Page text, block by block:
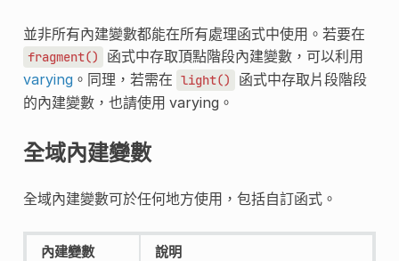
並非所有內建變數都能在所有處理函式中使用。若要在
fragment()
函式中存取頂點階段內建變數，可以利用
varying。同理，若需在 light()
函式中存取片段階段
的內建變數，也請使用 varying。
全域內建變數
全域內建變數可於任何地方使用，包括自訂函式。
內建變數 說明